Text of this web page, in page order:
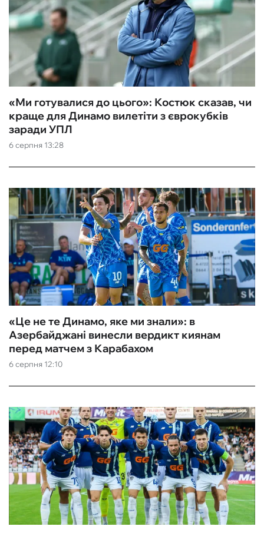
6 серпня 13:28
«Ми готувалися до цього»: Костюк сказав, чи
краще для Динамо вилетіти з єврокубків
заради УПЛ
6 серпня 12:10
«Це не те Динамо, яке ми знали»: в
Азербайджані винесли вердикт киянам
перед матчем з Карабахом